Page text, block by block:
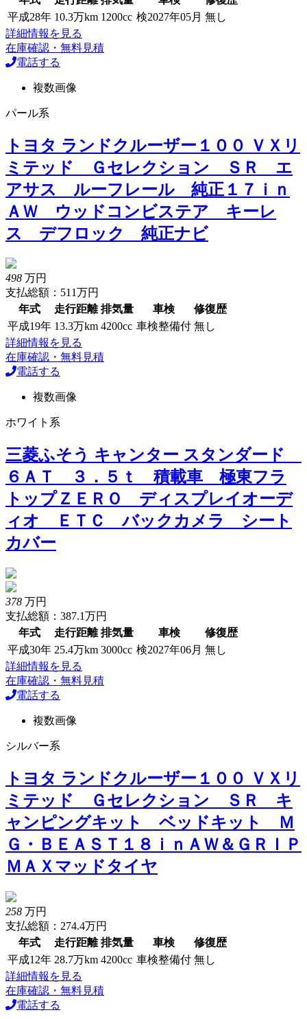
平成28年 10.3万km 1200cc 検2027年05月 無し
詳細情報を見る
在庫確認・無料見積
電話する
複数画像
パール系
トヨタ ランドクルーザー１００ ＶＸリ
ミテッド Ｇセレクション ＳＲ エ
アサス ルーフレール 純正１７ｉｎ
ＡＷ ウッドコンビステア キーレ
ス デフロック 純正ナビ
498 万円
支払総額：511万円
年式
走行距離 排気量 車検
修復歴
平成19年 13.3万km 4200cc 車検整備付 無し
詳細情報を見る
在庫確認・無料見積
電話する
複数画像
ホワイト系
三菱ふそう キャンター スタンダード
６ＡＴ ３．５ｔ 積載車 極東フラ
トップＺＥＲＯ ディスプレイオーデ
ィオ ＥＴＣ バックカメラ シート
カバー
378 万円
支払総額：387.1万円
年式
走行距離 排気量 車検
修復歴
平成30年 25.4万km 3000cc 検2027年06月 無し
詳細情報を見る
在庫確認・無料見積
電話する
複数画像
シルバー系
トヨタ ランドクルーザー１００ ＶＸリ
ミテッド Ｇセレクション ＳＲ キ
ャンピングキット ベッドキット Ｍ
Ｇ・ＢＥＡＳＴ１８ｉｎＡＷ＆ＧＲＩＰ
ＭＡＸマッドタイヤ
258 万円
支払総額：274.4万円
年式
走行距離 排気量 車検
修復歴
平成12年 28.7万km 4200cc 車検整備付 無し
詳細情報を見る
在庫確認・無料見積
電話する